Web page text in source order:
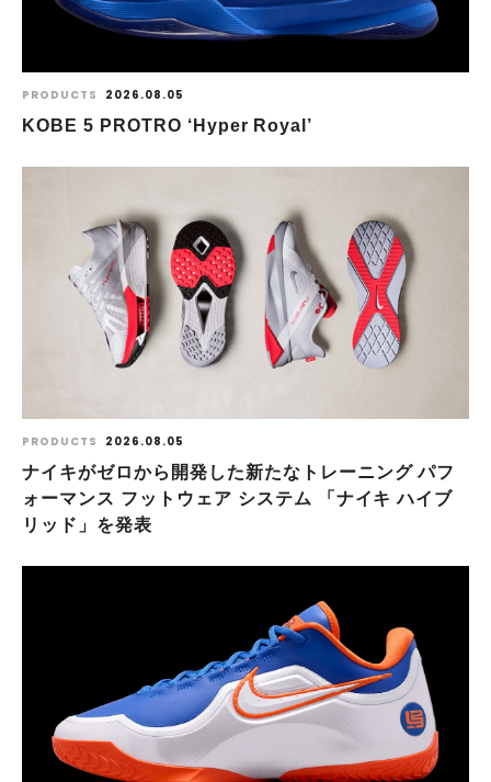
PRODUCTS 2026.08.05
KOBE 5 PROTRO ‘Hyper Royal’
PRODUCTS 2026.08.05
ナイキがゼロから開発した新たなトレーニング パフ
ォーマンス フットウェア システム 「ナイキ ハイブ
リッド」を発表